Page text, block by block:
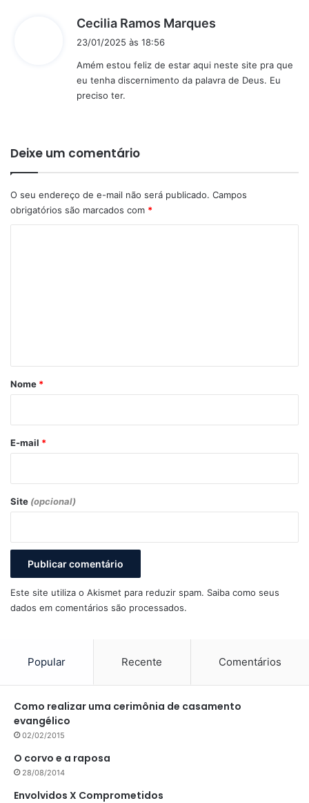
Cecilia Ramos Marques
s
e
23/01/2025 às 18:56
Amém estou feliz de estar aqui neste site pra que
eu tenha discernimento da palavra de Deus. Eu
preciso ter.
Deixe um comentário
O seu endereço de e-mail não será publicado. Campos
obrigatórios são marcados com *
r
*
Nome *
E-mail *
Site (opcional)
Este site utiliza o Akismet para reduzir spam. Saiba como seus
dados em comentários são processados.
Popular Recente Comentários
Como realizar uma cerimônia de casamento
evangélico
02/02/2015
O corvo e a raposa
28/08/2014
Envolvidos X Comprometidos